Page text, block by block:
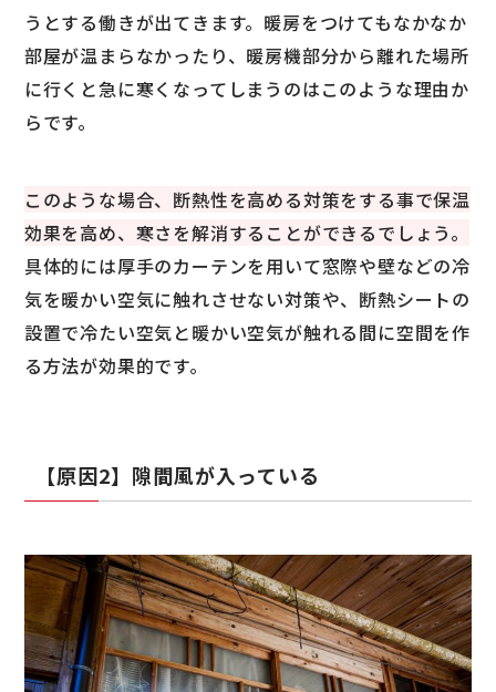
うとする働きが出てきます。暖房をつけてもなかなか
部屋が温まらなかったり、暖房機部分から離れた場所
に行くと急に寒くなってしまうのはこのような理由か
らです。
このような場合、断熱性を高める対策をする事で保温
効果を高め、寒さを解消することができるでしょう。
具体的には厚手のカーテンを用いて窓際や壁などの冷
気を暖かい空気に触れさせない対策や、断熱シートの
設置で冷たい空気と暖かい空気が触れる間に空間を作
る方法が効果的です。
【原因2】隙間風が入っている